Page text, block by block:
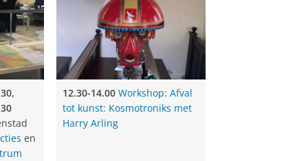
magazijn
met Harry Arling
Nederland en Vlaanderen
en
12.30-14.00 Workshop: Afval
tot kunst: Kosmotroniks met
Harry Arling